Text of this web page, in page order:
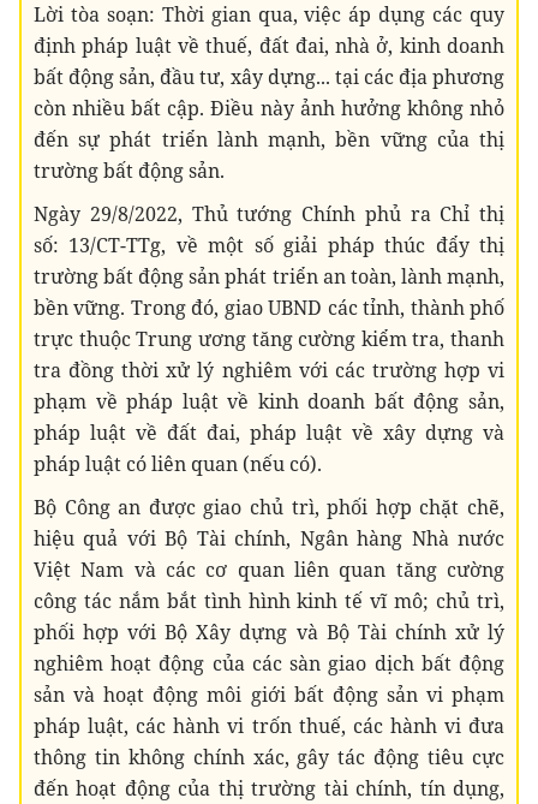
Lời tòa soạn: Thời gian qua, việc áp dụng các quy
định pháp luật về thuế, đất đai, nhà ở, kinh doanh
bất động sản, đầu tư, xây dựng... tại các địa phương
còn nhiều bất cập. Điều này ảnh hưởng không nhỏ
đến sự phát triển lành mạnh, bền vững của thị
trường bất động sản.
Ngày 29/8/2022, Thủ tướng Chính phủ ra Chỉ thị
số: 13/CT-TTg, về một số giải pháp thúc đẩy thị
trường bất động sản phát triển an toàn, lành mạnh,
bền vững. Trong đó, giao UBND các tỉnh, thành phố
trực thuộc Trung ương tăng cường kiểm tra, thanh
tra đồng thời xử lý nghiêm với các trường hợp vi
phạm về pháp luật về kinh doanh bất động sản,
pháp luật về đất đai, pháp luật về xây dựng và
pháp luật có liên quan (nếu có).
Bộ Công an được giao chủ trì, phối hợp chặt chẽ,
hiệu quả với Bộ Tài chính, Ngân hàng Nhà nước
Việt Nam và các cơ quan liên quan tăng cường
công tác nắm bắt tình hình kinh tế vĩ mô; chủ trì,
phối hợp với Bộ Xây dựng và Bộ Tài chính xử lý
nghiêm hoạt động của các sàn giao dịch bất động
sản và hoạt động môi giới bất động sản vi phạm
pháp luật, các hành vi trốn thuế, các hành vi đưa
thông tin không chính xác, gây tác động tiêu cực
đến hoạt động của thị trường tài chính, tín dụng,